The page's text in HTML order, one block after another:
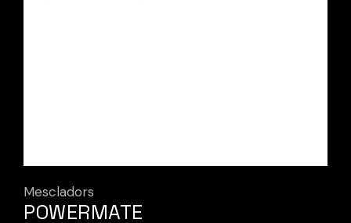
Mescladors
POWERMATE